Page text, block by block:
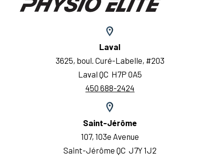
Laval
3625, boul. Curé-Labelle, #203
Laval QC H7P 0A5
450 688-2424
Saint-Jérôme
107, 103e Avenue
Saint-Jérôme QC J7Y 1J2